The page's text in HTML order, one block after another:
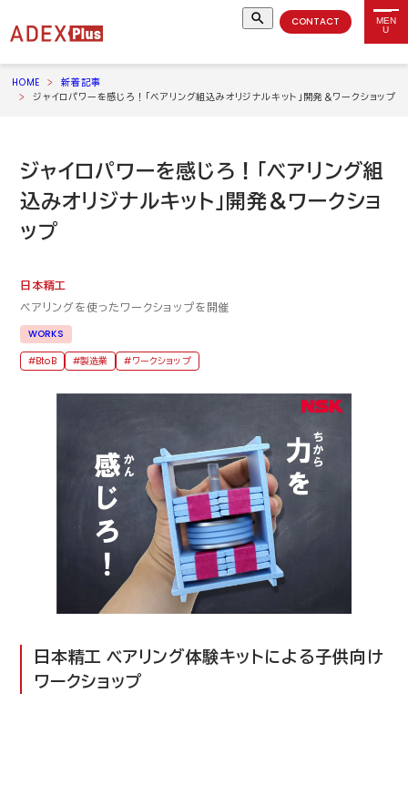
MEN
U
CONTACT
HOME
新着記事
ジャイロパワーを感じろ！「ベアリング組込みオリジナルキット」開発＆ワークショップ
ジャイロパワーを感じろ！「ベアリング組
込みオリジナルキット」開発＆ワークショ
ップ
日本精工
ベアリングを使ったワークショップを開催
WORKS
BtoB
製造業 ワークショップ
日本精工 ベアリング体験キットによる子供向け
ワークショップ